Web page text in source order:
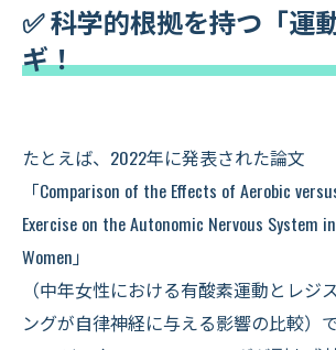
✅ 科学的根拠を持つ「運
ギ！
たとえば、2022年に発表された論文
「Comparison of the Effects of Aerobic
Exercise on the Autonomic Nervous System
Women」
（中年女性における有酸素運動とレジ
ングが自律神経に与える影響の比較）で